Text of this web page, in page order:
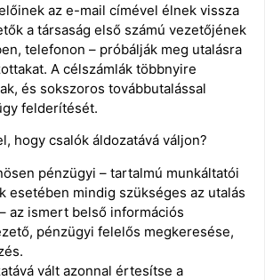
az e-mail címével élnek vissza
a társaság első számú vezetőjének
telefonon – próbálják meg utalásra
A célszámlák többnyire
és sokszoros továbbutalással
felderítését.
hogy csalók áldozatává váljon?
pénzügyi – tartalmú munkáltatói
esetében mindig szükséges az utalás
az ismert belső információs
pénzügyi felelős megkeresése,
vált azonnal értesítse a